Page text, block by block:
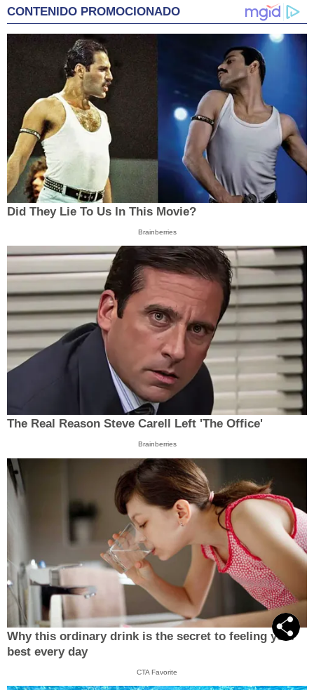
CONTENIDO PROMOCIONADO
Did They Lie To Us In This Movie?
Brainberries
The Real Reason Steve Carell Left 'The Office'
Brainberries
Why this ordinary drink is the secret to feeling your
best every day
CTA Favorite